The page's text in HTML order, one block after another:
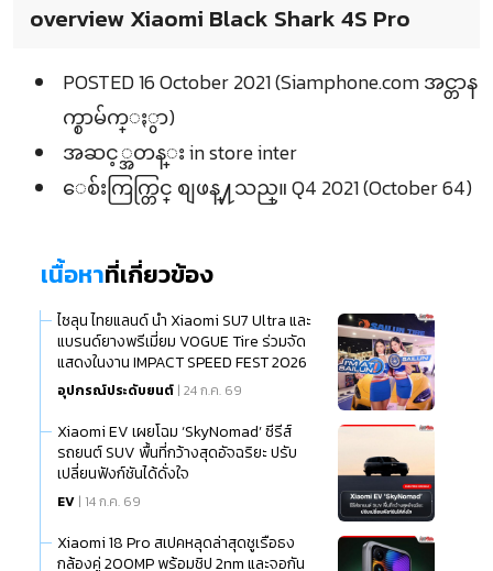
overview Xiaomi Black Shark 4S Pro
POSTED 16 October 2021 (Siamphone.com အင္တာန
က္စာမ်က္ႏွာ)
အဆင့္အတန္း in store inter
ေစ်းကြက္တြင္ စျဖန္႔သည္။ Q4 2021 (October 64)
เนื้อหาที่เกี่ยวข้อง
ไซลุน ไทยแลนด์ นำ Xiaomi SU7 Ultra และ
แบรนด์ยางพรีเมี่ยม VOGUE Tire ร่วมจัด
แสดงในงาน IMPACT SPEED FEST 2026
อุปกรณ์ประดับยนต์ | 24 ก.ค. 69
Xiaomi EV เผยโฉม ‘SkyNomad’ ซีรีส์
รถยนต์ SUV พื้นที่กว้างสุดอัจฉริยะ ปรับ
เปลี่ยนฟังก์ชันได้ดั่งใจ
EV | 14 ก.ค. 69
Xiaomi 18 Pro สเปคหลุดล่าสุดชูเรือธง
กล้องคู่ 200MP พร้อมชิป 2nm และจอกัน